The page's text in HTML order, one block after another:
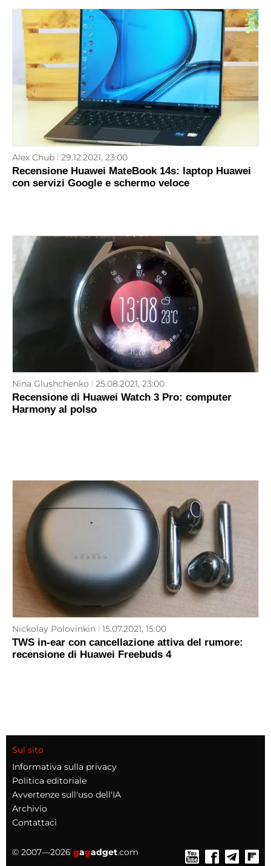
Alex Chub 29.12.2021, 23:00
Recensione Huawei MateBook 14s: laptop Huawei
con servizi Google e schermo veloce
Nina Glushchenko 25.08.2021, 23:00
Recensione di Huawei Watch 3 Pro: computer
Harmony al polso
Nickolay Polovinkin 15.07.2021, 15:00
TWS in-ear con cancellazione attiva del rumore:
recensione di Huawei Freebuds 4
Sul sito
Informativa sulla privacy
Politica editoriale
Avvertenze sull'uso dell'IA
Archivio
Contattaci
© 2007—2026 gagadget.com